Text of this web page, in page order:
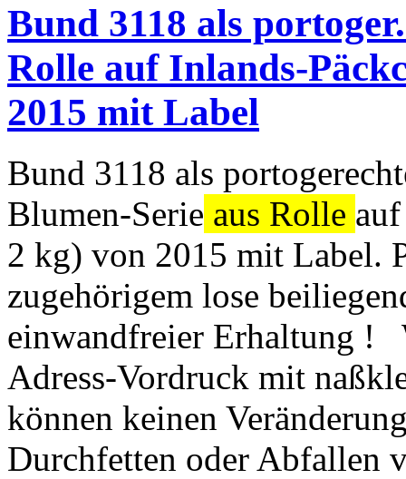
Bund 3118 als
Rolle auf Inlands-
2015 mit Label
Bund 3118 als
Blumen-Serie aus Rolle
2 kg) von 2015 mit Label.
zugehörigem lose
einwandfreier Erhaltung !
Adress-Vordruck mit
können keinen
Durchfetten oder Abfallen